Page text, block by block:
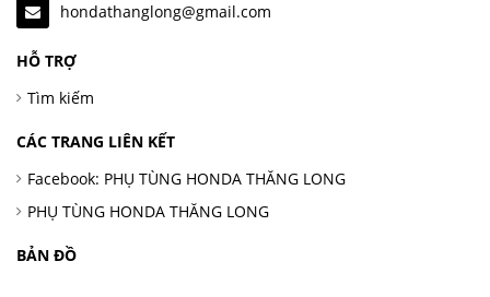
hondathanglong@gmail.com
HỖ TRỢ
Tìm kiếm
CÁC TRANG LIÊN KẾT
Facebook: PHỤ TÙNG HONDA THĂNG LONG
PHỤ TÙNG HONDA THĂNG LONG
BẢN ĐỒ